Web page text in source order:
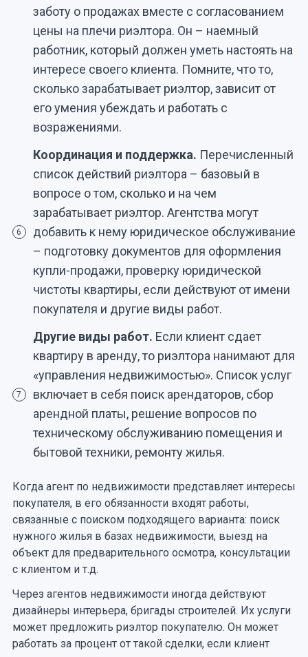
заботу о продажах вместе с согласованием
цены на плечи риэлтора. Он – наемный
работник, который должен уметь настоять на
интересе своего клиента. Помните, что то,
сколько зарабатывает риэлтор, зависит от
его умения убеждать и работать с
возражениями.
6
Координация и поддержка. Перечисленный
список действий риэлтора – базовый в
вопросе о том, сколько и на чем
зарабатывает риэлтор. Агентства могут
добавить к нему юридическое обслуживание
– подготовку документов для оформления
купли-продажи, проверку юридической
чистоты квартиры, если действуют от имени
покупателя и другие виды работ.
7
Другие виды работ. Если клиент сдает
квартиру в аренду, то риэлтора нанимают для
«управления недвижимостью». Список услуг
включает в себя поиск арендаторов, сбор
арендной платы, решение вопросов по
техническому обслуживанию помещения и
бытовой техники, ремонту жилья.
Когда агент по недвижимости представляет интересы
покупателя, в его обязанности входят работы,
связанные с поиском подходящего варианта: поиск
нужного жилья в базах недвижимости, выезд на
объект для предварительного осмотра, консультации
с клиентом и т.д.
Через агентов недвижимости иногда действуют
дизайнеры интерьера, бригады строителей. Их услуги
может предложить риэлтор покупателю. Он может
работать за процент от такой сделки, если клиент